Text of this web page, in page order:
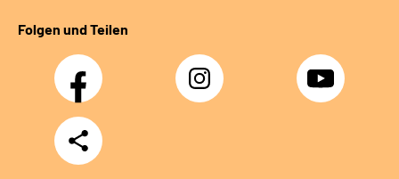
Folgen und Teilen
Facebook Instagram YouTube
Teilen